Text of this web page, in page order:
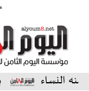
بودشارت